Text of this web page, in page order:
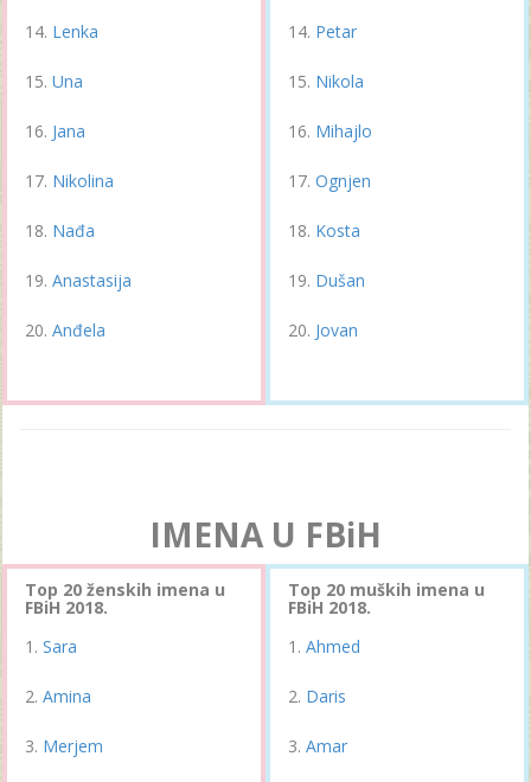
Lenka
Una
Jana
Nikolina
Nađa
Anastasija
Anđela
Petar
Nikola
Mihajlo
Ognjen
Kosta
Dušan
Jovan
IMENA U FBiH
Top 20 ženskih imena u
FBiH 2018.
Sara
Amina
Merjem
Top 20 muških imena u
FBiH 2018.
Ahmed
Daris
Amar